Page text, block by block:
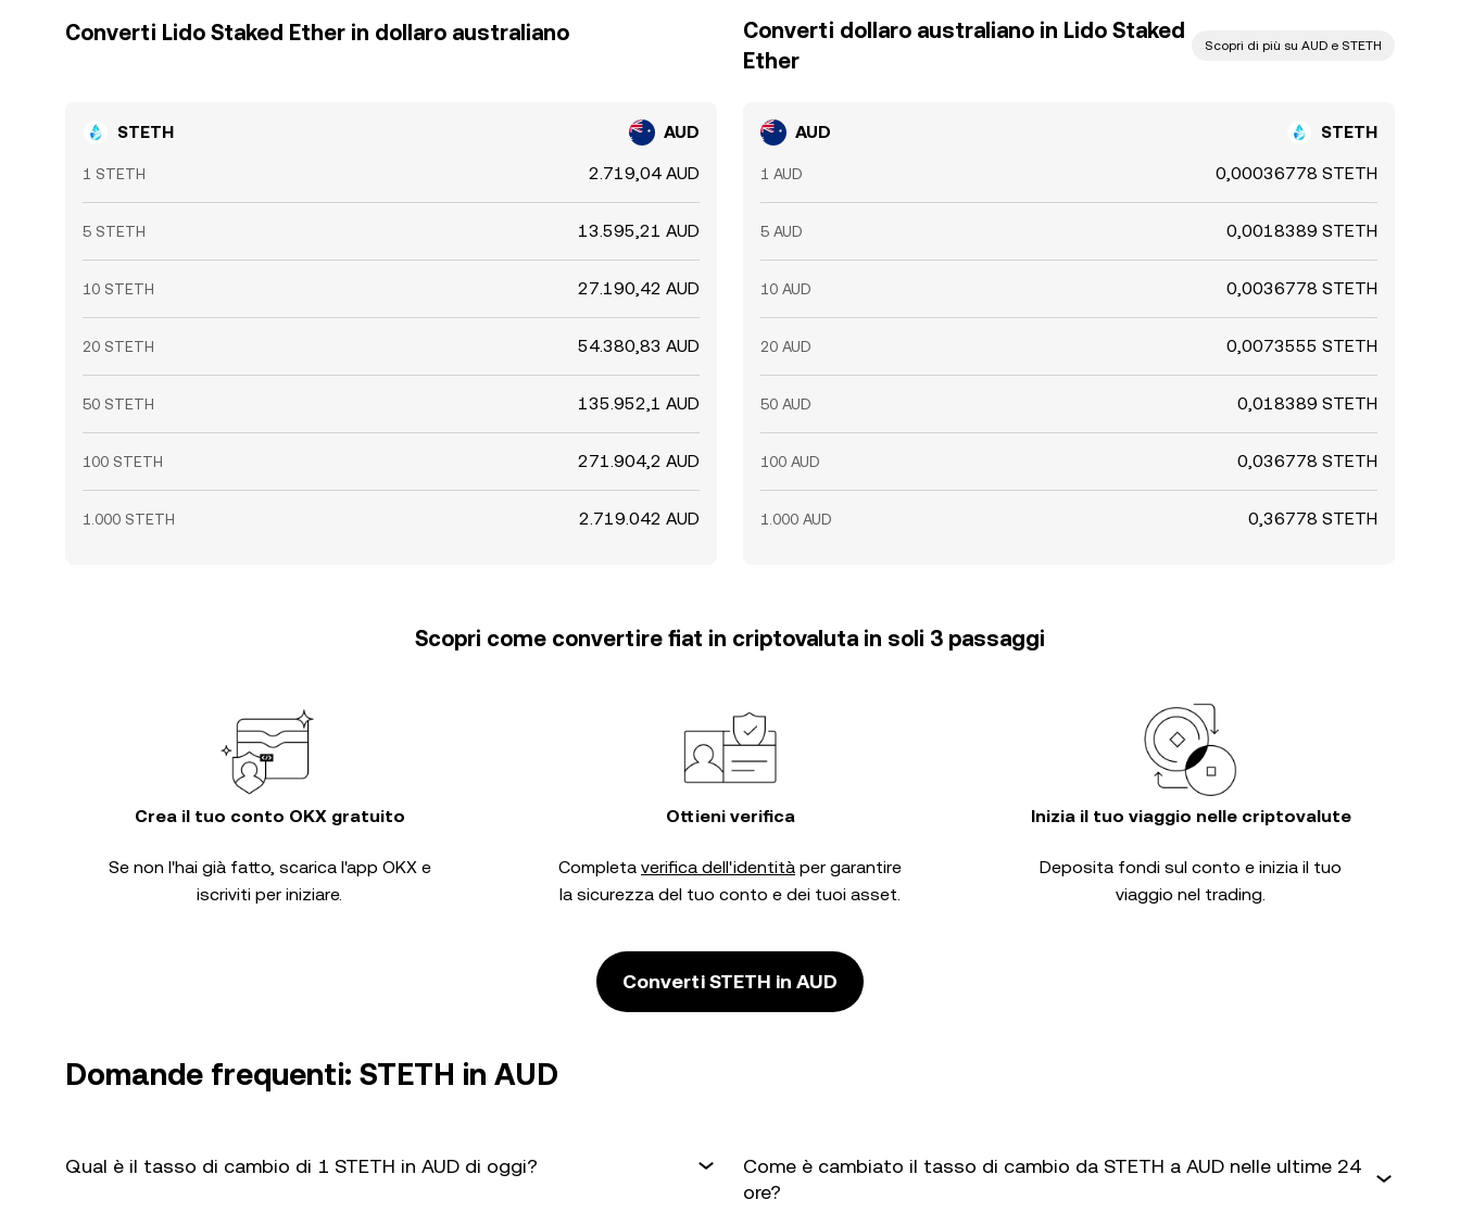
Converti Lido Staked Ether in dollaro australiano
STETH AUD
1 STETH 2.719,04 AUD
5 STETH 13.595,21 AUD
10 STETH 27.190,42 AUD
20 STETH 54.380,83 AUD
50 STETH 135.952,1 AUD
100 STETH 271.904,2 AUD
1.000 STETH 2.719.042 AUD
Converti dollaro australiano in Lido Staked
Ether
Scopri di più su AUD e STETH
AUD STETH
1 AUD 0,00036778 STETH
5 AUD 0,0018389 STETH
10 AUD 0,0036778 STETH
20 AUD 0,0073555 STETH
50 AUD 0,018389 STETH
100 AUD 0,036778 STETH
1.000 AUD 0,36778 STETH
Scopri come convertire fiat in criptovaluta in soli 3 passaggi
Crea il tuo conto OKX gratuito
Se non l'hai già fatto, scarica l'app OKX e
iscriviti per iniziare.
Ottieni verifica
Completa verifica dell'identità per garantire
la sicurezza del tuo conto e dei tuoi asset.
Inizia il tuo viaggio nelle criptovalute
Deposita fondi sul conto e inizia il tuo
viaggio nel trading.
Converti STETH in AUD
Domande frequenti: STETH in AUD
Qual è il tasso di cambio di 1 STETH in AUD di oggi?
Come è cambiato il tasso di cambio da STETH a AUD nelle ultime 24
ore?